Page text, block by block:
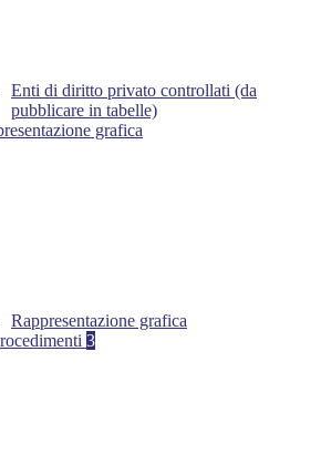
Enti di diritto privato controllati (da
pubblicare in tabelle)
grafica
Rappresentazione grafica
3